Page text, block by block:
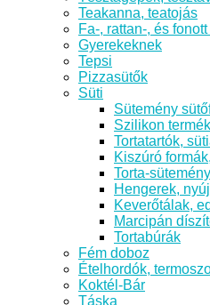
Teakanna, teatojás
Fa-, rattan-, és
Gyerekeknek
Tepsi
Pizzasütők
Süti
Sütemény
Szilikon
Tortatartók,
Kiszúró
Torta-
Hengerek,
Keverőtálak,
Marcipán
Tortabúrák
Fém doboz
Ételhordók,
Koktél-Bár
Táska